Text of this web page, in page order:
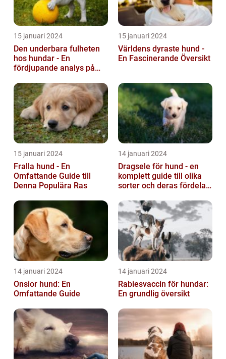
15 januari 2024
Den underbara fulheten
hos hundar - En
fördjupande analys på
15 januari 2024
Världens dyraste hund -
En Fascinerande Översikt
15 januari 2024
Fralla hund - En
Omfattande Guide till
Denna Populära Ras
14 januari 2024
Dragsele för hund - en
komplett guide till olika
sorter och deras fördelar
14 januari 2024
Onsior hund: En
Omfattande Guide
14 januari 2024
Rabiesvaccin för hundar:
En grundlig översikt